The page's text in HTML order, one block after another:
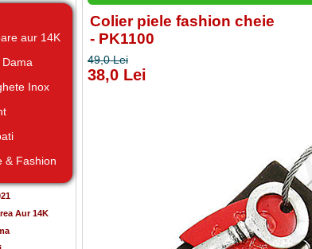
aur 14K
Inox
& Fashion
Aur 14K
Colier piele fashion cheie
- PK1100
49,0 Lei
38,0 Lei